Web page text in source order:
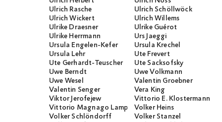
Ulrich Rasche
Ulrich Schöllwöck
Ulrich Wickert
Ulrich Willems
Ulrike Draesner
Ulrike Guérot
Ulrike Herrmann
Urs Jaeggi
Ursula Engelen-Kefer
Ursula Krechel
Ursula Lehr
Ute Frevert
Ute Gerhardt-Teuscher
Ute Sacksofsky
Uwe Berndt
Uwe Volkmann
Uwe Wesel
Valentin Groebner
Valentin Senger
Vera King
Viktor Jerofejew
Vittorio E. Klostermann
Vittorio Magnago LampugnaniVolker Heins
Volker Schlöndorff
Volker Stanzel